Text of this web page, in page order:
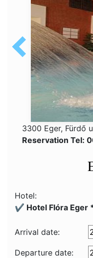
3300 Eger, Fürdő
Reservation Tel:
Hotel:
✔️ Hotel Flóra Eger
Arrival date:
Departure date: